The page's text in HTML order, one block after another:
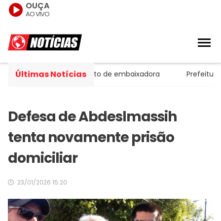
OUÇA
AO VIVO
Últimas Notícias
revogação de visto de embaixadora Prefeitura
Defesa de Abdeslmassih
tenta novamente prisão
domiciliar
23/01/2026 15:20